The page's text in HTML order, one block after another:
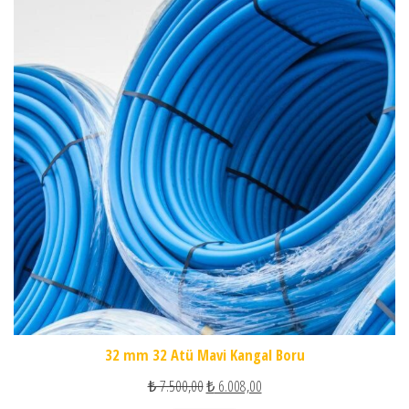
32 mm 32 Atü Mavi Kangal Boru
₺7.500,00Orijinal fiyat: ₺ 7.500,00.
₺6.008,00Şu andaki fiyat: ₺ 6.008,00.